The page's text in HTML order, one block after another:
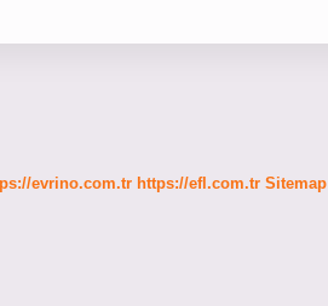
evrino.com.tr https://efl.com.tr Sitemap